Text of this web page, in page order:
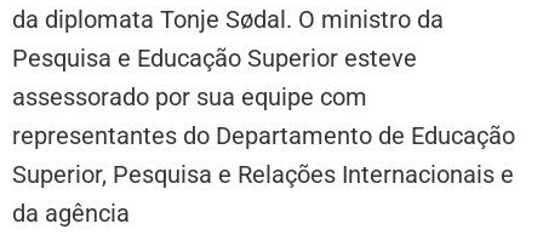
da diplomata Tonje Sødal. O ministro da
Pesquisa e Educação Superior esteve
assessorado por sua equipe com
representantes do Departamento de Educação
Superior, Pesquisa e Relações Internacionais e
da agência